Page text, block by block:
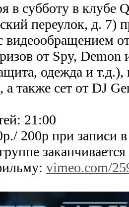
в субботу в клубе
переулок, д. 7)
видеообращением
от Spy,
одежда и т.д.),
также сет от DJ
21:00
200р при записи
vimeo.com/